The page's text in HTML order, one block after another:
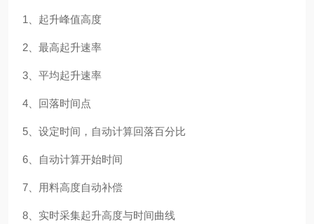
1、起升峰值高度
2、最高起升速率
3、平均起升速率
4、回落时间点
5、设定时间，自动计算回落百分比
6、自动计算开始时间
7、用料高度自动补偿
8、实时采集起升高度与时间曲线